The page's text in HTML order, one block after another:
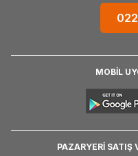
MOBİL
PAZARYERİ SATIŞ